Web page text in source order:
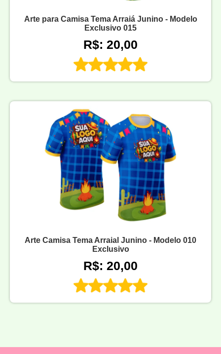
Arte para Camisa Tema Arraiá Junino - Modelo
Exclusivo 015
R$: 20,00
Arte Camisa Tema Arraial Junino - Modelo 010
Exclusivo
R$: 20,00